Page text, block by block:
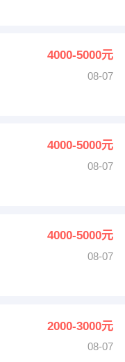
4000-5000元
08-07
4000-5000元
08-07
4000-5000元
08-07
2000-3000元
08-07